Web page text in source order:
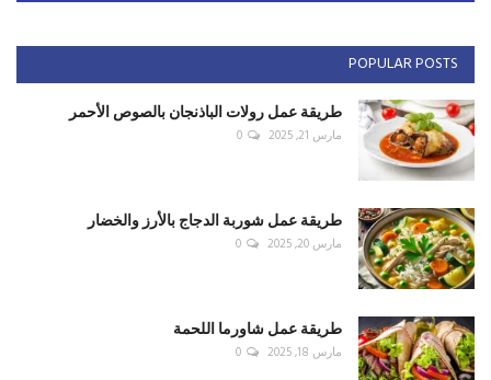
POPULAR POSTS
طريقة عمل رولات الباذنجان بالصوص الأحمر
مارس 21, 2025 0
طريقة عمل شوربة الدجاج بالأرز والخضار
مارس 20, 2025 0
طريقة عمل شاورما اللحمة
مارس 18, 2025 0